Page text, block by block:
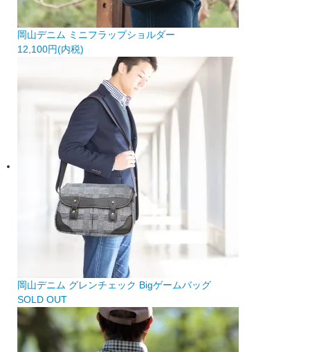
岡山デニム ミニフラップショルダー
12,100円(内税)
岡山デニム グレンチェック Bigゲームバッグ
SOLD OUT